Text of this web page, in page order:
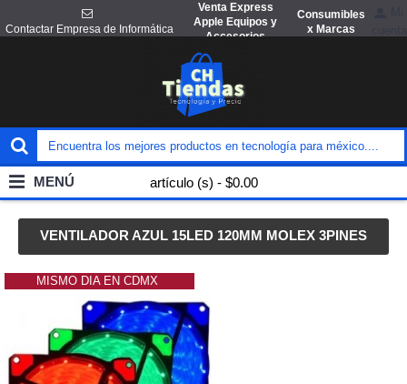
Contactar Empresa de Informática
Venta Express
Apple Equipos y
Accesorios
Consumibles
x Marcas
artículo (s) - $0.00
MENÚ
VENTILADOR AZUL 15LED 120MM MOLEX 3PINES
MISMO DIA EN CDMX